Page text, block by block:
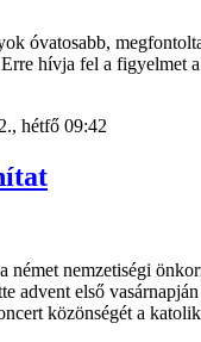
óvatosabb,
hívja fel a figyelmet
hétfő 09:42
német nemzetiségi
advent első
közönségét a